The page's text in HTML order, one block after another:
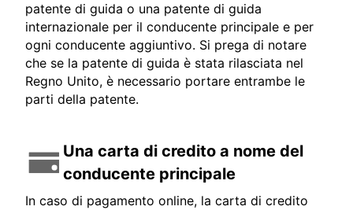
patente di guida o una patente di guida
internazionale per il conducente principale e per
ogni conducente aggiuntivo. Si prega di notare
che se la patente di guida è stata rilasciata nel
Regno Unito, è necessario portare entrambe le
parti della patente.
Una carta di credito a nome del
conducente principale
In caso di pagamento online, la carta di credito